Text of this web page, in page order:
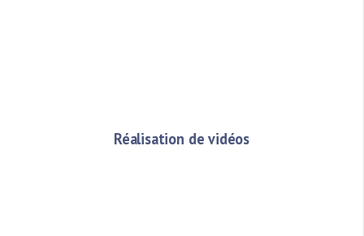
Réalisation de vidéos